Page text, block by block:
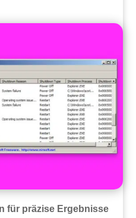
für präzise Ergebnisse